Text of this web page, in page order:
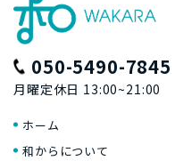
050-5490-7845
月曜定休日 13:00~21:00
ホーム
和からについて